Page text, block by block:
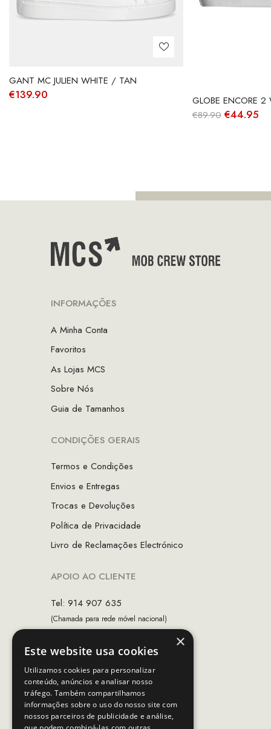
GANT MC JULIEN WHITE / TAN
€139.90
GLOBE ENCORE
€89.90 O
€44.95
INFORMAÇÕES
A Minha Conta
Favoritos
As Lojas MCS
Sobre Nós
Guia de Tamanhos
CONDIÇÕES GERAIS
Termos e Condições
Envios e Entregas
Trocas e Devoluções
Política de Privacidade
Livro de Reclamações Electrónico
APOIO AO CLIENTE
Tel: 914 907 635
(Chamada para rede móvel nacional)
Horário de contacto:
Dias úteis das 10h as 19h
SEGUE-NOS
×
Este website usa cookies
Utilizamos cookies para personalizar
conteúdo, anúncios e analisar nosso
tráfego. Também compartilhamos
informações sobre o uso do nosso site com
nossos parceiros de publicidade e análise,